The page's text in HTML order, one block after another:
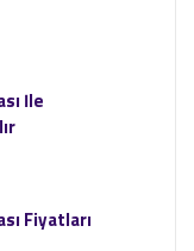
İle
Fiyatları